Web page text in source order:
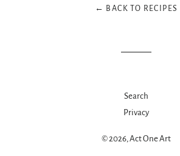
← BACK TO RECIPES
Search
Privacy
© 2026, Act One Art